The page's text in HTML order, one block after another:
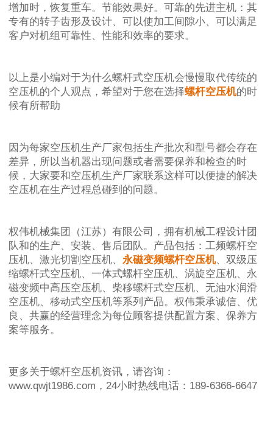
增加时，恢复重车。节能效果好。可靠的先进主机：其
专有的转子齿形及设计、可以使加工间隙小、可以满足
客户对机组可靠性、性能和效率的要求。
以上是小编对于为什么螺杆式空压机会慢慢取代传统的
空压机的个人观点，希望对于您在选择螺杆空压机的时
候有所帮助
因为每家空压机生产厂家包括生产批次和型号都会存在
差异，所以当机器出现问题或者需要保养和检查的时
候，大家要和空压机生产厂家联系这样可以便捷的解决
空压机在生产过程总碰到的问题。
权伟机械集团（江苏）有限公司，拥有机械工程设计团
队和的生产、安装、售后团队。产品包括：工频螺杆空
压机、激光切割空压机、 永磁变频螺杆空压机、双级压
缩螺杆式空压机、一体式螺杆空压机、涡旋空压机、永
磁变频中高压空压机、柴移螺杆式空压机、无油水润滑
空压机、移动式空压机等系列产品。权伟秉承诚信、优
良、共赢的经营理念为每位顾客提供配置方案、保养方
案等服务。
更多关于螺杆空压机资讯，请咨询：
www.qwjt1986.com，24小时热线电话：189-6366-6647